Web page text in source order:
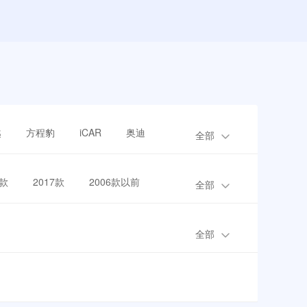
方程豹 iCAR 奥迪 全部
2017款 2006款以前 全部
全部